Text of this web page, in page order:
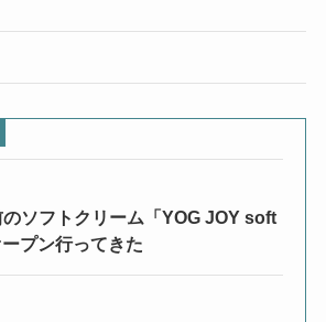
ソフトクリーム「YOG JOY soft
プン行ってきた